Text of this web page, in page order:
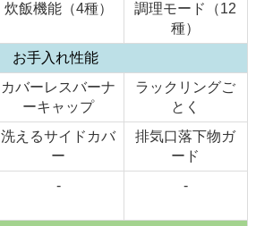
炊飯機能（4種）
調理モード（12
種）
お手入れ性能
カバーレスバーナ
ーキャップ
ラックリングご
とく
洗えるサイドカバ
ー
排気口落下物ガ
ード
- -